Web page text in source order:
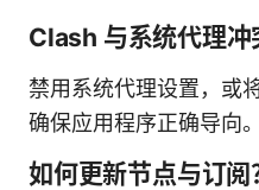
Clash 与系统代理冲
禁用系统代理设置，或
确保应用程序正确导向。
如何更新节点与订阅